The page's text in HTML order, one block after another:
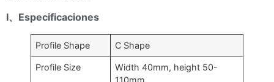
Ⅰ、Especificaciones
Profile Shape C Shape
Profile Size
Width 40mm, height 50-
110mm